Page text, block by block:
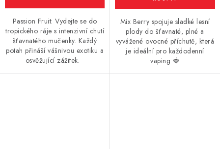
Passion Fruit: Vydejte se do
tropického ráje s intenzivní chutí
šťavnatého mučenky. Každý
potah přináší vášnivou exotiku a
osvěžující zážitek.
Mix Berry spojuje sladké lesní
plody do šťavnaté, plné a
vyvážené ovocné příchutě, která
je ideální pro každodenní
vaping 🍓